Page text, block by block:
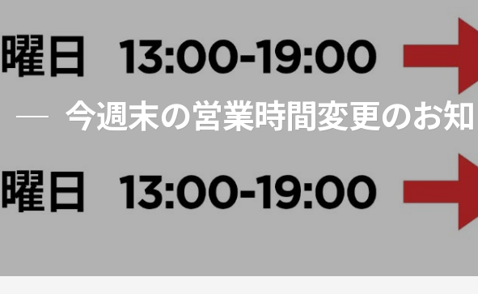
今週末の営業時間変更のお